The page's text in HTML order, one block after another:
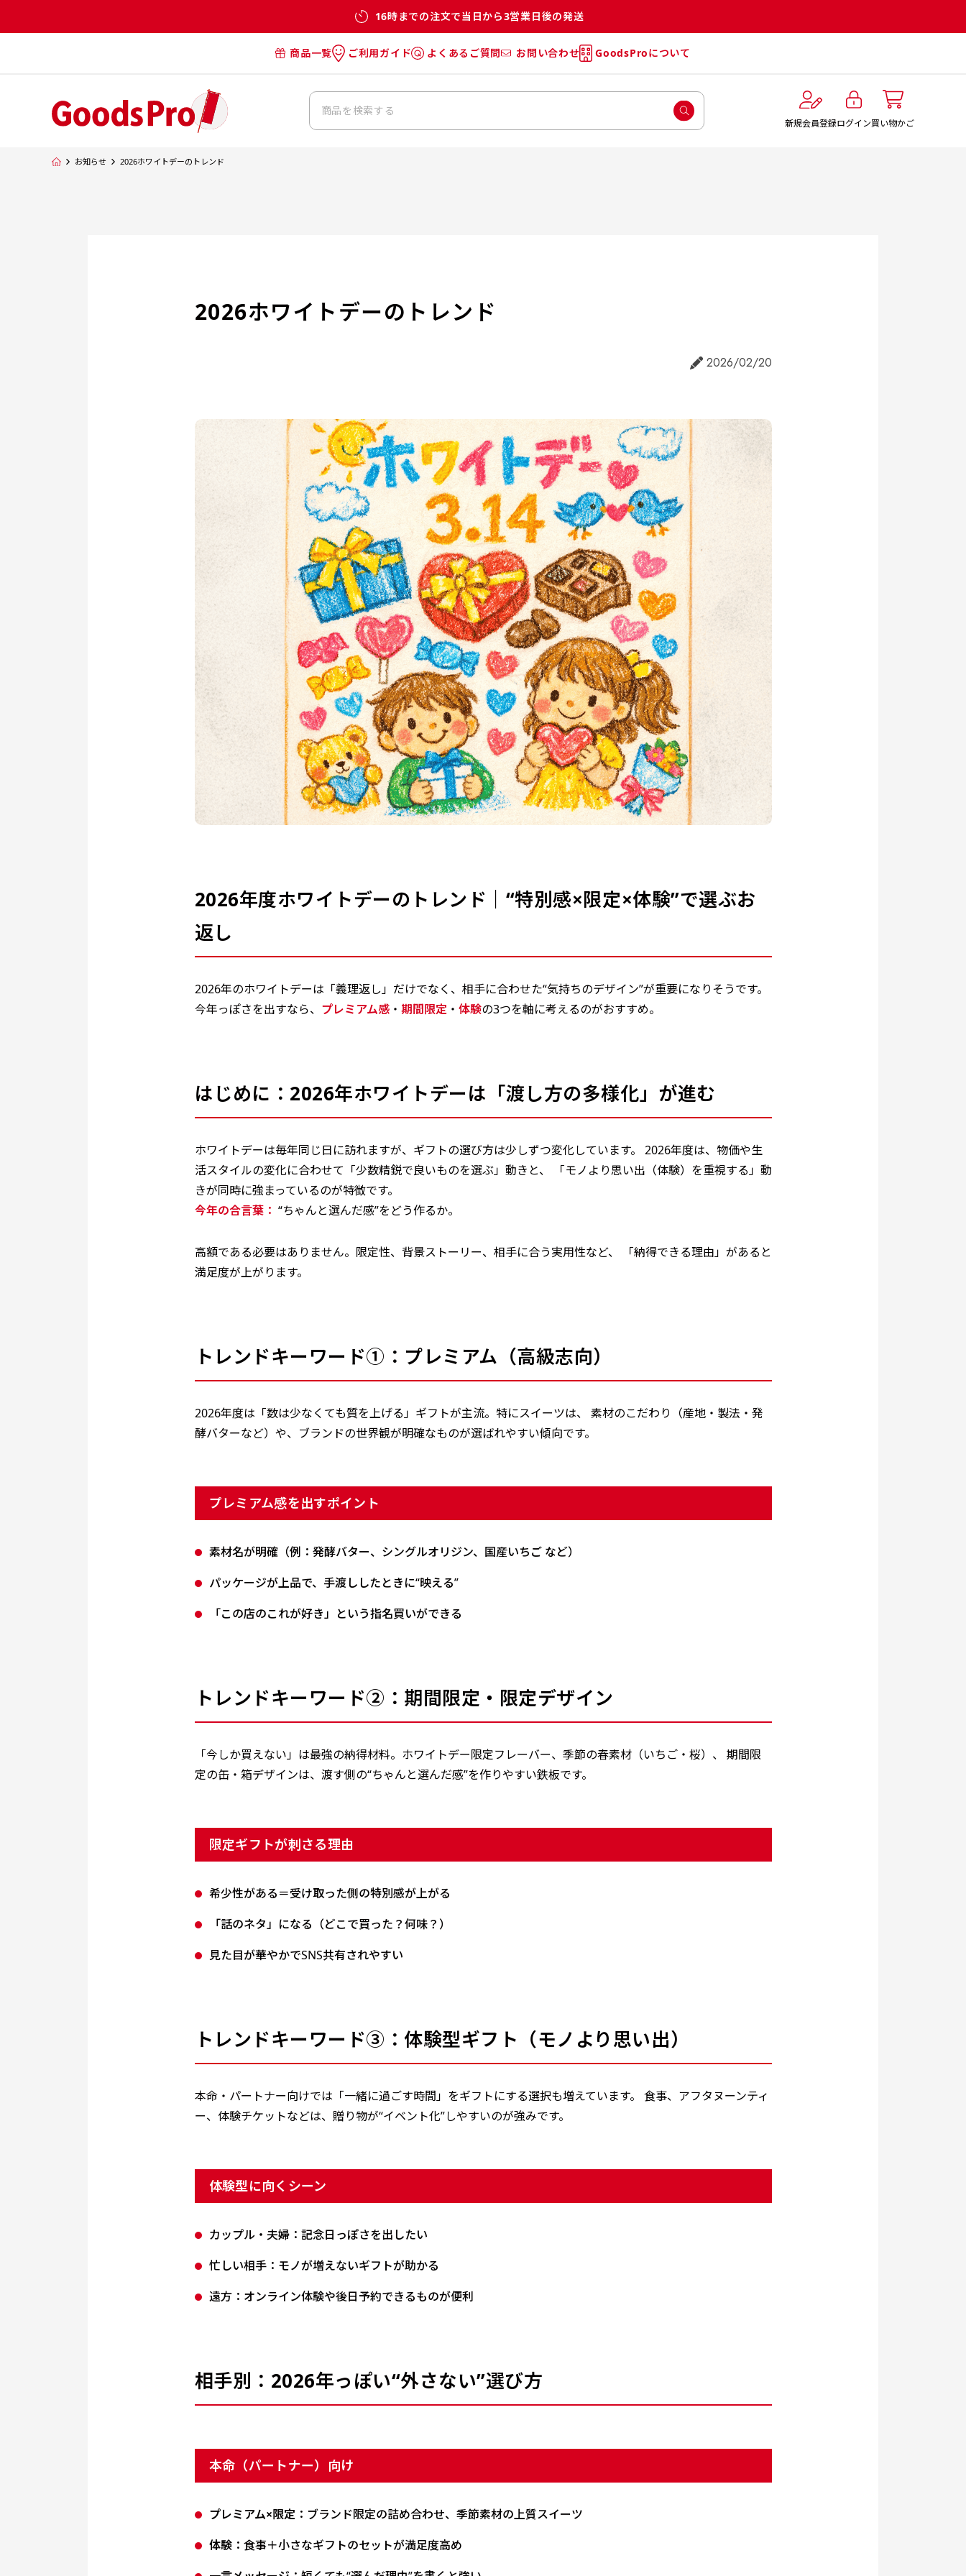
16時までの注文で当日から3営業日後の発送
商品一覧
オリジナルのぼり
オリジナルタオル
ご利用ガイド
のぼりのご利用ガイド
Tシャツのご利用ガイド
よくあるご質問
のぼりのよくあるご質問
お問い合わせ GoodsProについて
新規会員登録ログイン買い物かご
お知らせ 2026ホワイトデーのトレンド
2026ホワイトデーのトレンド
2026/02/20
2026年度ホワイトデーのトレンド｜“特別感×限定×体験”で選ぶお
返し
2026年のホワイトデーは「義理返し」だけでなく、相手に合わせた“気持ちのデザイン”が重要になりそうです。
今年っぽさを出すなら、 プレミアム感・ 期間限定・ 体験の3つを軸に考えるのがおすすめ。
はじめに：2026年ホワイトデーは「渡し方の多様化」が進む
ホワイトデーは毎年同じ日に訪れますが、ギフトの選び方は少しずつ変化しています。 2026年度は、物価や生
活スタイルの変化に合わせて「少数精鋭で良いものを選ぶ」動きと、 「モノより思い出（体験）を重視する」動
きが同時に強まっているのが特徴です。
今年の合言葉： “ちゃんと選んだ感”をどう作るか。
高額である必要はありません。限定性、背景ストーリー、相手に合う実用性など、 「納得できる理由」があると
満足度が上がります。
トレンドキーワード①：プレミアム（高級志向）
2026年度は「数は少なくても質を上げる」ギフトが主流。特にスイーツは、 素材のこだわり（産地・製法・発
酵バターなど）や、ブランドの世界観が明確なものが選ばれやすい傾向です。
プレミアム感を出すポイント
素材名が明確（例：発酵バター、シングルオリジン、国産いちご など）
パッケージが上品で、手渡ししたときに“映える”
「この店のこれが好き」という指名買いができる
トレンドキーワード②：期間限定・限定デザイン
「今しか買えない」は最強の納得材料。ホワイトデー限定フレーバー、季節の春素材（いちご・桜）、 期間限
定の缶・箱デザインは、渡す側の“ちゃんと選んだ感”を作りやすい鉄板です。
限定ギフトが刺さる理由
希少性がある＝受け取った側の特別感が上がる
「話のネタ」になる（どこで買った？何味？）
見た目が華やかでSNS共有されやすい
トレンドキーワード③：体験型ギフト（モノより思い出）
本命・パートナー向けでは「一緒に過ごす時間」をギフトにする選択も増えています。 食事、アフタヌーンティ
ー、体験チケットなどは、贈り物が“イベント化”しやすいのが強みです。
体験型に向くシーン
カップル・夫婦：記念日っぽさを出したい
忙しい相手：モノが増えないギフトが助かる
遠方：オンライン体験や後日予約できるものが便利
相手別：2026年っぽい“外さない”選び方
本命（パートナー）向け
プレミアム×限定：ブランド限定の詰め合わせ、季節素材の上質スイーツ
体験：食事＋小さなギフトのセットが満足度高め